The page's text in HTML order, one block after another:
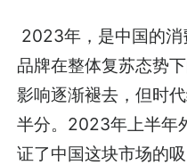
2023年，是中国的
品牌在整体复苏态势
影响逐渐褪去，但时
半分。2023年上半年
证了中国这块市场的